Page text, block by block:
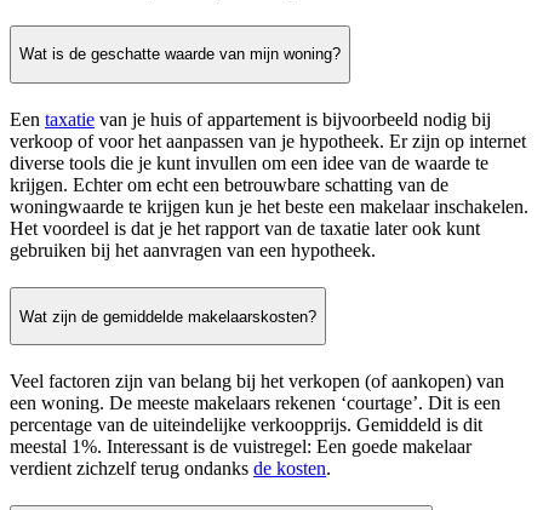
Wat is de geschatte waarde van mijn woning?
Een taxatie van je huis of appartement is bijvoorbeeld nodig bij
verkoop of voor het aanpassen van je hypotheek. Er zijn op internet
diverse tools die je kunt invullen om een idee van de waarde te
krijgen. Echter om echt een betrouwbare schatting van de
woningwaarde te krijgen kun je het beste een makelaar inschakelen.
Het voordeel is dat je het rapport van de taxatie later ook kunt
gebruiken bij het aanvragen van een hypotheek.
Wat zijn de gemiddelde makelaarskosten?
Veel factoren zijn van belang bij het verkopen (of aankopen) van
een woning. De meeste makelaars rekenen ‘courtage’. Dit is een
percentage van de uiteindelijke verkoopprijs. Gemiddeld is dit
meestal 1%. Interessant is de vuistregel: Een goede makelaar
verdient zichzelf terug ondanks de kosten.